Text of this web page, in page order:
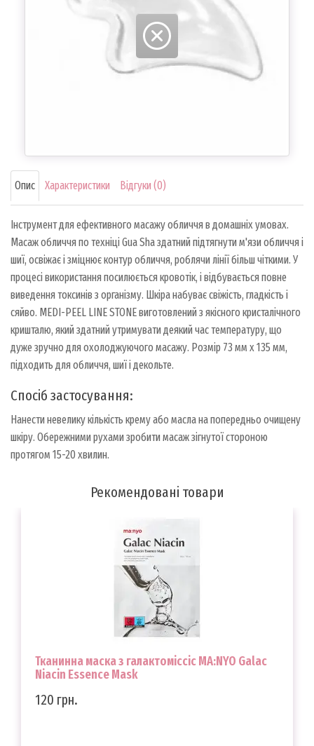
Опис Характеристики Відгуки (0)
Інструмент для ефективного масажу обличчя в домашніх умовах.
Масаж обличчя по техніці Gua Sha здатний підтягнути м'язи обличчя і
шиї, освіжає і зміцнює контур обличчя, роблячи лінії більш чіткими. У
процесі використання посилюється кровотік, і відбувається повне
виведення токсинів з організму. Шкіра набуває свіжість, гладкість і
сяйво. MEDI-PEEL LINE STONE виготовлений з якісного кристалічного
кришталю, який здатний утримувати деякий час температуру, що
дуже зручно для охолоджуючого масажу. Розмір 73 мм x 135 мм,
підходить для обличчя, шиї і декольте.
Спосіб застосування:
Нанести невелику кількість крему або масла на попередньо очищену
шкіру. Обережними рухами зробити масаж зігнутої стороною
протягом 15-20 хвилин.
Рекомендовані товари
Тканинна маска з галактоміссіс MA:NYO Galac
Niacin Essence Mask
120 грн.